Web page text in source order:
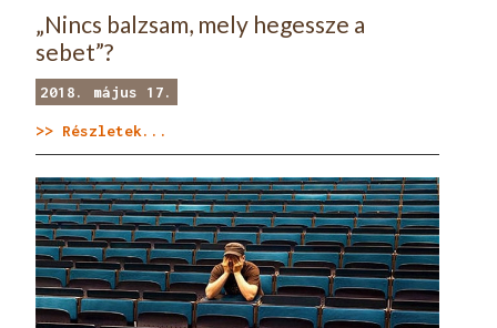
„Nincs balzsam, mely hegessze a
sebet”?
2018. május 17.
>> Részletek...